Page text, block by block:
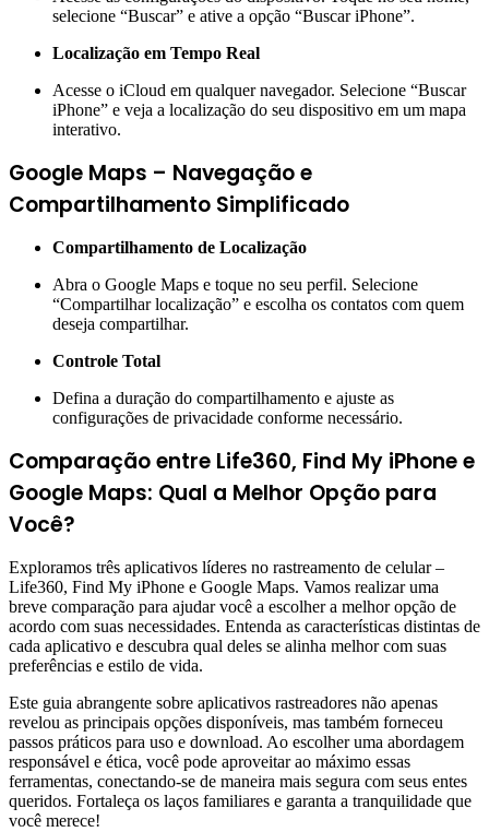
selecione “Buscar” e ative a opção “Buscar iPhone”.
Localização em Tempo Real
Acesse o iCloud em qualquer navegador. Selecione “Buscar
iPhone” e veja a localização do seu dispositivo em um mapa
interativo.
Google Maps – Navegação e
Compartilhamento Simplificado
Compartilhamento de Localização
Abra o Google Maps e toque no seu perfil. Selecione
“Compartilhar localização” e escolha os contatos com quem
deseja compartilhar.
Controle Total
Defina a duração do compartilhamento e ajuste as
configurações de privacidade conforme necessário.
Comparação entre Life360, Find My iPhone e
Google Maps: Qual a Melhor Opção para
Você?
Exploramos três aplicativos líderes no rastreamento de celular –
Life360, Find My iPhone e Google Maps. Vamos realizar uma
breve comparação para ajudar você a escolher a melhor opção de
acordo com suas necessidades. Entenda as características distintas de
cada aplicativo e descubra qual deles se alinha melhor com suas
preferências e estilo de vida.
Este guia abrangente sobre aplicativos rastreadores não apenas
revelou as principais opções disponíveis, mas também forneceu
passos práticos para uso e download. Ao escolher uma abordagem
responsável e ética, você pode aproveitar ao máximo essas
ferramentas, conectando-se de maneira mais segura com seus entes
queridos. Fortaleça os laços familiares e garanta a tranquilidade que
você merece!